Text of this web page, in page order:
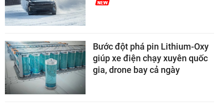
Bước đột phá pin Lithium-Oxy
giúp xe điện chạy xuyên quốc
gia, drone bay cả ngày